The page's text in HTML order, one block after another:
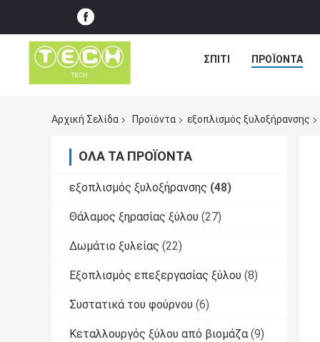
ΣΠΊΤΙ ΠΡΟΪΌΝΤΑ
Αρχική Σελίδα Προϊόντα εξοπλισμός ξυλοξήρανσης
ΌΛΑ ΤΑ ΠΡΟΪΌΝΤΑ
εξοπλισμός ξυλοξήρανσης (48)
Θάλαμος ξηρασίας ξύλου (27)
Δωμάτιο ξυλείας (22)
Εξοπλισμός επεξεργασίας ξύλου (8)
Συστατικά του φούρνου (6)
Κεταλλουργός ξύλου από βιομάζα (9)